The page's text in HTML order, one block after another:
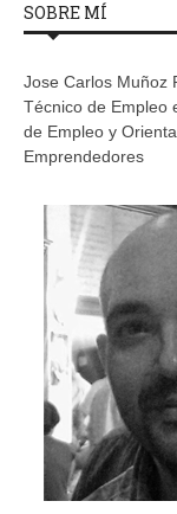
SOBRE MÍ
Jose Carlos Muñoz
Técnico de Empleo
de Empleo y
Emprendedores